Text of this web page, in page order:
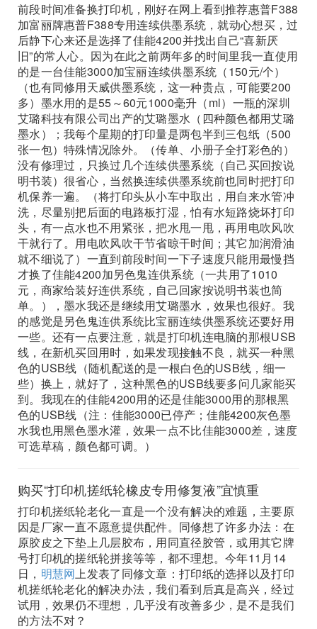
前段时间准备换打印机，刚好在网上看到推荐惠普F388
加富丽牌惠普F388专用连续供墨系统，就动心想买，过
后静下心来还是选择了佳能4200并找出自己“喜新厌
旧”的常人心。因为在此之前两年多的时间里我一直使用
的是一台佳能3000加宝丽连续供墨系统（150元/个）
（也有同修用天威供墨系统，这一种贵点，可能要200
多）墨水用的是55～60元1000毫升（ml）一瓶的深圳
艾璐科技有限公司出产的艾璐墨水（四种颜色都用艾璐
墨水）；我每个星期的打印量是两包半到三包纸（500
张一包）特殊情况除外。（传单、小册子全打彩色的）
没有修理过，只换过几个连续供墨系统（自己买回按说
明书装）很省心，当然换连续供墨系统前也同时把打印
机保养一遍。（将打印头从小车中取出，用自来水管冲
洗，尽量别把后面的电路板打湿，怕有水短路烧坏打印
头，有一点水也不用紧张，把水甩一甩，再用电吹风吹
干就行了。用电吹风吹干节省晾干时间；其它加润滑油
就不细说了）一直到前段时间一下子速度只能用最慢挡
才换了佳能4200加另色鬼连供系统（一共用了1010
元，商家给装好连供系统，自己回家按说明书装也简
单。），墨水我还是继续用艾璐墨水，效果也很好。我
的感觉是另色鬼连供系统比宝丽连续供墨系统还要好用
一些。还有一点要注意，就是打印机连电脑的那根USB
线，在新机买回用时，如果发现接触不良，就买一种黑
色的USB线（随机配送的是一根白色的USB线，细一
些）换上，就好了，这种黑色的USB线要多问几家能买
到。我现在的佳能4200用的还是佳能3000用的那根黑
色的USB线（注：佳能3000已停产；佳能4200灰色墨
水我也用黑色墨水灌，效果一点不比佳能3000差，速度
可选草稿，颜色都可调。）
购买“打印机搓纸轮橡皮专用修复液”宜慎重
打印机搓纸轮老化一直是一个没有解决的难题，主要原
因是厂家一直不愿意提供配件。同修想了许多办法：在
原胶皮之下垫上几层胶布，用同直径胶管，或用其它牌
号打印机的搓纸轮拼接等等，都不理想。今年11月14
日， 明慧网上发表了同修文章：打印纸的选择以及打印
机搓纸轮老化的解决办法，我们看到后真是高兴，经过
试用，效果仍不理想，几乎没有改善多少，是不是我们
的方法不对？